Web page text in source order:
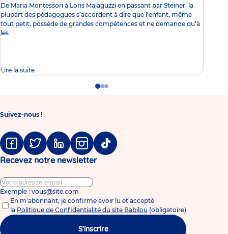
De Maria Montessori à Loris Malaguzzi en passant par Steiner, la
plupart des pédagogues s’accordent à dire que l’enfant, même
tout petit, possède de grandes compétences et ne demande qu’à
les
Lire la suite
GoGoGo
Suivez-nous !
FacebookTwitter LinkedinInstagramTiktok
Recevez notre newsletter
Exemple : vous@site.com
En m'abonnant, je confirme avoir lu et accepté
la Politique de Confidentialité du site Babilou (obligatoire)
S'inscrire